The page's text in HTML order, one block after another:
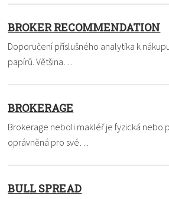
BROKER RECOMMENDATION
Doporučení příslušného analytika k
papírů. Většina…
BROKERAGE
Brokerage neboli makléř je fyzická nebo
oprávněná pro své…
BULL SPREAD